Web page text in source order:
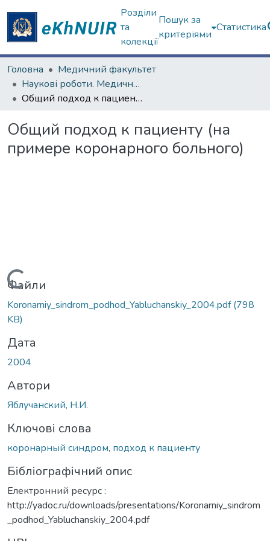
Розділи
та
колекції
Пошук за
критеріями
Статистика
Головна
Медичний факультет
Наукові роботи. Медичний факультет
Общий подход к пациенту (на примере коронарного больного)
Общий подход к пациенту (на
примере коронарного больного)
Вантажиться...
Файли
Koronarniy_sindrom_podhod_Yabluchanskiy_2004.pdf(798
KB)
Дата
2004
Автори
Яблучанский, Н.И.
Ключові слова
коронарный синдром, подход к пациенту
Бібліографічний опис
Електронний ресурс :
http://yadoc.ru/downloads/presentations/Koronarniy_sindrom
_podhod_Yabluchanskiy_2004.pdf